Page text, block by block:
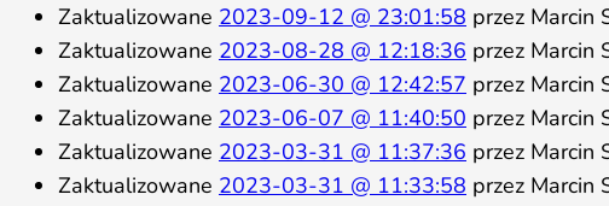
Zaktualizowane 2023-09-12 @ 23:01:58 przez Marcin
Zaktualizowane 2023-08-28 @ 12:18:36 przez Marcin
Zaktualizowane 2023-06-30 @ 12:42:57 przez Marcin
Zaktualizowane 2023-06-07 @ 11:40:50 przez Marcin
Zaktualizowane 2023-03-31 @ 11:37:36 przez Marcin
Zaktualizowane 2023-03-31 @ 11:33:58 przez Marcin